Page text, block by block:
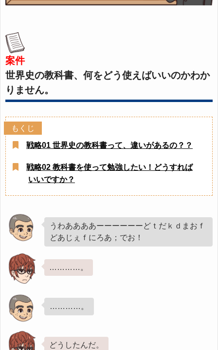
案件
世界史の教科書、何をどう使えばいいのかわか
りません。
戦略01 世界史の教科書って、違いがあるの？？
戦略02 教科書を使って勉強したい！どうすれば
いいですか？
うわああああーーーーーーどｔだｋｄまおｆ
どあじぇｆにろあ；でお！
…………。
…………。
どうしたんだ。